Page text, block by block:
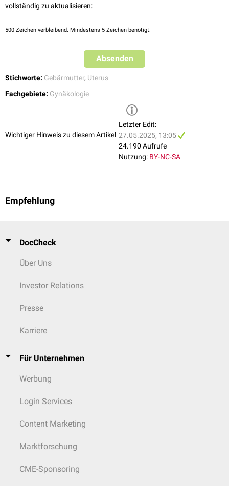
vollständig zu aktualisieren:
500 Zeichen verbleibend. Mindestens 5 Zeichen benötigt.
Absenden
Stichworte: Gebärmutter, Uterus
Fachgebiete: Gynäkologie
Wichtiger Hinweis zu diesem Artikel
Letzter Edit:
27.05.2025, 13:05
24.190 Aufrufe
Nutzung: BY-NC-SA
Empfehlung
DocCheck
Über Uns
Investor Relations
Presse
Karriere
Für Unternehmen
Werbung
Login Services
Content Marketing
Marktforschung
CME-Sponsoring